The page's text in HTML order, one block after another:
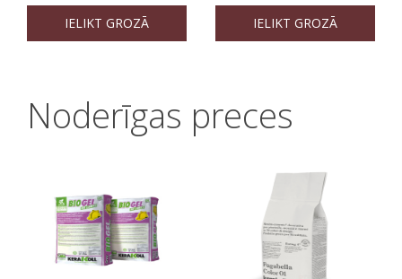
IELIKT GROZĀ IELIKT GROZĀ
Noderīgas preces